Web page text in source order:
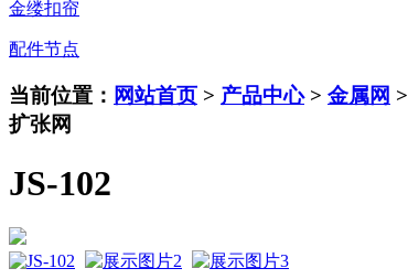
金缕扣帘
配件节点
当前位置： 网站首页 > 产品中心> 金属网 >
扩张网
JS-102